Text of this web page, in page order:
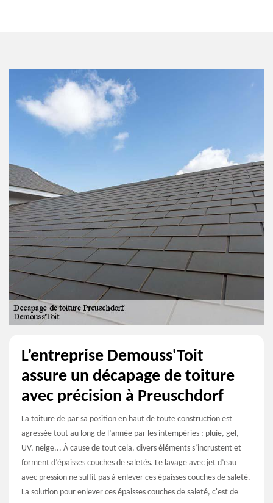
L’entreprise Demouss'Toit
assure un décapage de toiture
avec précision à Preuschdorf
La toiture de par sa position en haut de toute construction est
agressée tout au long de l’année par les intempéries : pluie, gel,
UV, neige... À cause de tout cela, divers éléments s’incrustent et
forment d’épaisses couches de saletés. Le lavage avec jet d’eau
avec pression ne suffit pas à enlever ces épaisses couches de saleté.
La solution pour enlever ces épaisses couches de saleté, c'est de